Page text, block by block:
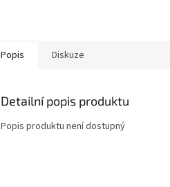
Popis Diskuze
Detailní popis produktu
Popis produktu není dostupný